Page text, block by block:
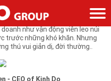
đạt như Trần Lệ Nguyên - CEO của
mới mẻ để khai thác? Tôi đã mang
khám phá ra những doanh nhân
như vận động viên leo núi
trước những khó khăn. Nhưng
thú vui giản dị, đời thường..